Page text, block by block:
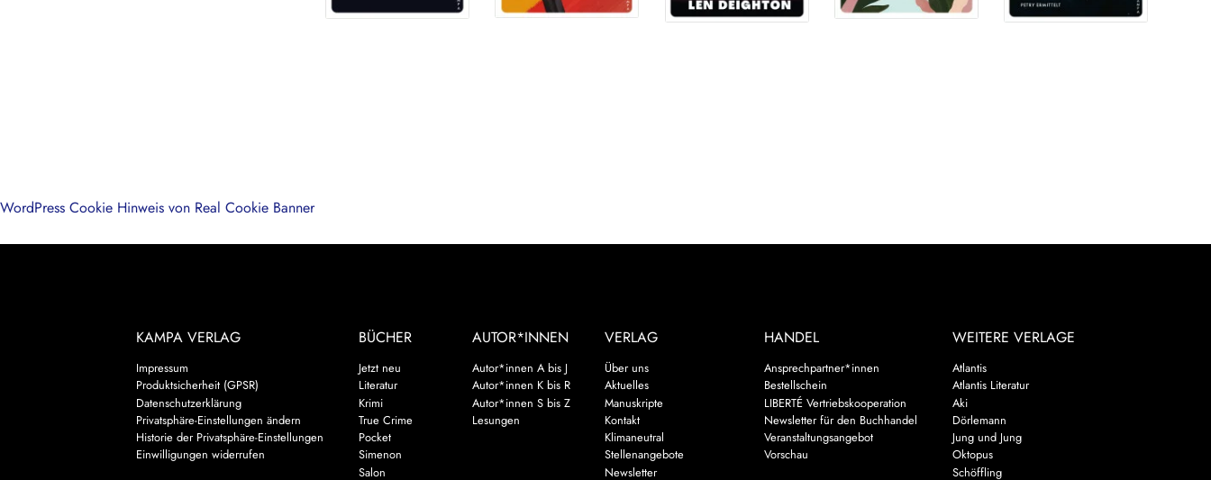
KAMPA VERLAG
Impressum
Produktsicherheit (GPSR)
Datenschutzerklärung
Privatsphäre-Einstellungen ändern
Historie der Privatsphäre-Einstellungen
Einwilligungen widerrufen
BÜCHER
Jetzt neu
Literatur
Krimi
True Crime
Pocket
Simenon
Salon
AUTOR*INNEN
Autor*innen A bis J
Autor*innen K bis R
Autor*innen S bis Z
Lesungen
VERLAG
Über uns
Aktuelles
Manuskripte
Kontakt
Klimaneutral
Stellenangebote
Newsletter
HANDEL
Ansprechpartner*innen
Bestellschein
LIBERTÉ Vertriebskooperation
Newsletter für den Buchhandel
Veranstaltungsangebot
Vorschau
WEITERE VERLAGE
Atlantis
Atlantis Literatur
Aki
Dörlemann
Jung und Jung
Oktopus
Schöffling
WordPress Cookie Hinweis von Real Cookie Banner